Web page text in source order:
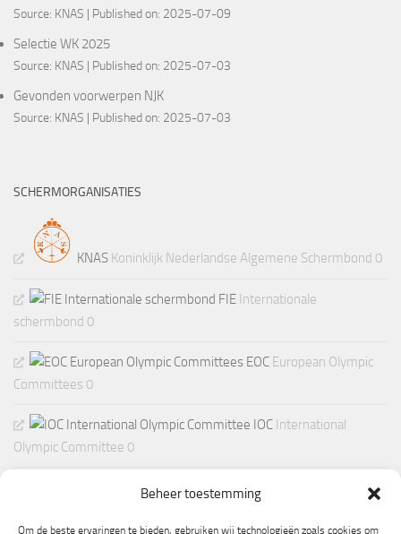
Beheer toestemming
Om de beste ervaringen te bieden, gebruiken wij technologieën zoals cookies om
Source: KNAS Published on: 2025-07-09
Selectie WK 2025
Source: KNAS Published on: 2025-07-03
Gevonden voorwerpen NJK
Source: KNAS Published on: 2025-07-03
SCHERMORGANISATIES
KNAS Koninklijk Nederlandse Algemene Schermbond 0
FIE Internationale
schermbond 0
EOC European Olympic
Committees 0
IOC International
Olympic Committee 0